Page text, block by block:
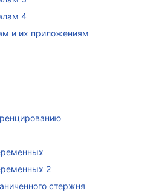
4
и их приложениям
2
стержня